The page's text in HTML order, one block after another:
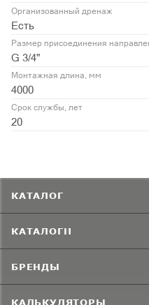
Организованный дренаж
Есть
Размер присоединения
G 3/4"
Монтажная длина, мм
4000
Срок службы, лет
20
КАТАЛОГ
КАТАЛОГИ
БРЕНДЫ
КАЛЬКУЛЯТОРЫ